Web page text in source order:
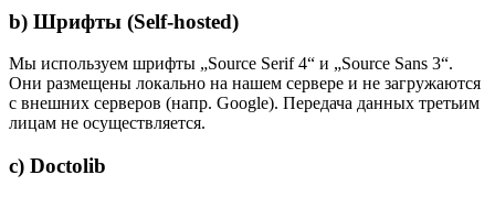
b) Шрифты (Self-hosted)
Мы используем шрифты „Source Serif 4“ и „Source Sans 3“.
Они размещены локально на нашем сервере и не загружаются
с внешних серверов (напр. Google). Передача данных третьим
лицам не осуществляется.
c) Doctolib